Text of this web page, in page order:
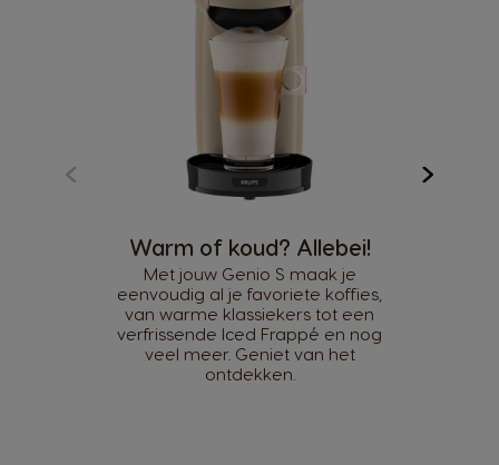
Warm of koud? Allebei!
Met jouw Genio S maak je
eenvoudig al je favoriete koffies,
van warme klassiekers tot een
verfrissende Iced Frappé en nog
veel meer. Geniet van het
ontdekken.